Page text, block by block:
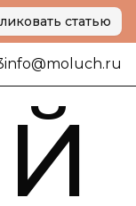
статью
info@moluch.ru